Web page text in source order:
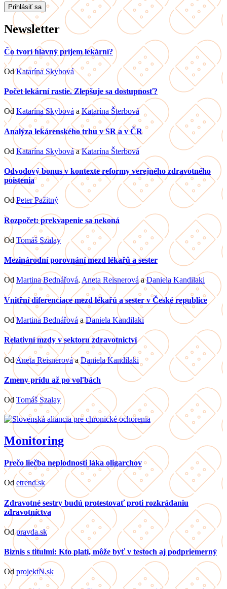
Newsletter
Čo tvorí hlavný príjem lekární?
OdKatarína Skybová
Počet lekární rastie. Zlepšuje sa dostupnosť?
Od Katarína Skybová a Katarína Šterbová
Analýza lekárenského trhu v SR a v ČR
Od Katarína SkybováaKatarína Šterbová
Odvodový bonus v kontexte reformy verejného zdravotného
poistenia
OdPeter Pažitný
Rozpočet: prekvapenie sa nekoná
Od Tomáš Szalay
Mezinárodní porovnání mezd lékařů a sester
Od Martina Bednářová, Aneta ReisnerováaDaniela Kandilaki
Vnitřní diferenciace mezd lékařů a sester v České republice
OdMartina Bednářová aDaniela Kandilaki
Relativní mzdy v sektoru zdravotnictví
OdAneta Reisnerováa Daniela Kandilaki
Zmeny prídu až po voľbách
Od Tomáš Szalay
Monitoring
Prečo liečba neplodnosti láka oligarchov
Od etrend.sk
Zdravotné sestry budú protestovať proti rozkrádaniu
zdravotníctva
Odpravda.sk
Biznis s titulmi: Kto platí, môže byť v testoch aj podpriemerný
Od projektN.sk